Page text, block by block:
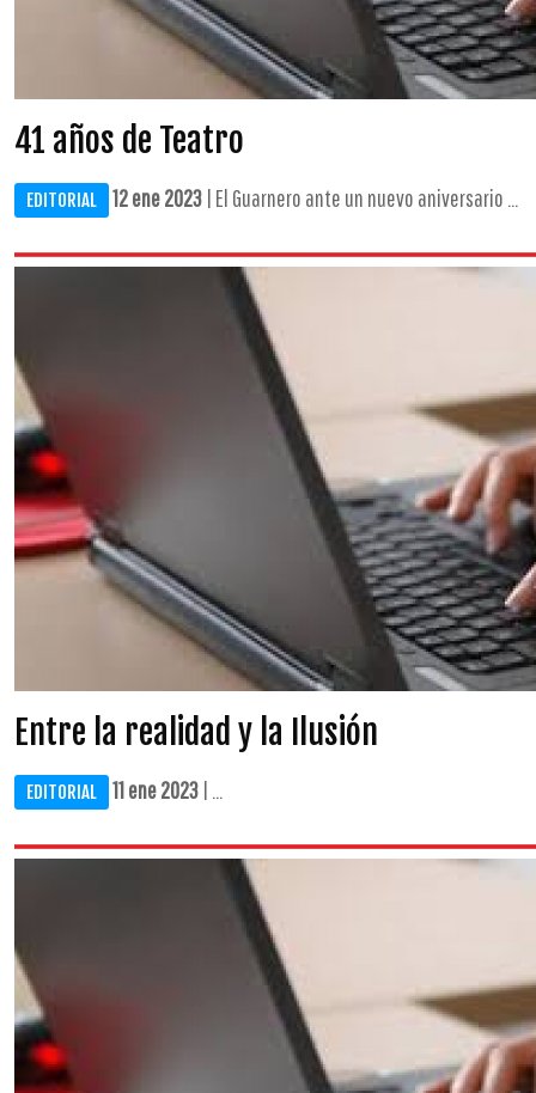
41 años de Teatro
EDITORIAL 12 ene 2023 | El Guarnero ante un nuevo aniversario ...
Entre la realidad y la Ilusión
EDITORIAL 11 ene 2023 | ...